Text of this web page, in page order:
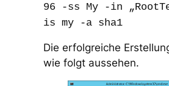
96 -ss My -in
is my -a sha1
Die erfolgreiche
wie folgt aussehen.